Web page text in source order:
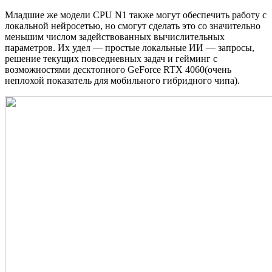
Младшие же модели CPU N1 также могут обеспечить работу с
локальной нейросетью, но смогут сделать это со значительно
меньшим числом задействованных вычислительных
параметров. Их удел — простые локальные ИИ — запросы,
решение текущих повседневных задач и гейминг с
возможностями десктопного GeForce RTX 4060(очень
неплохой показатель для мобильного гибридного чипа).